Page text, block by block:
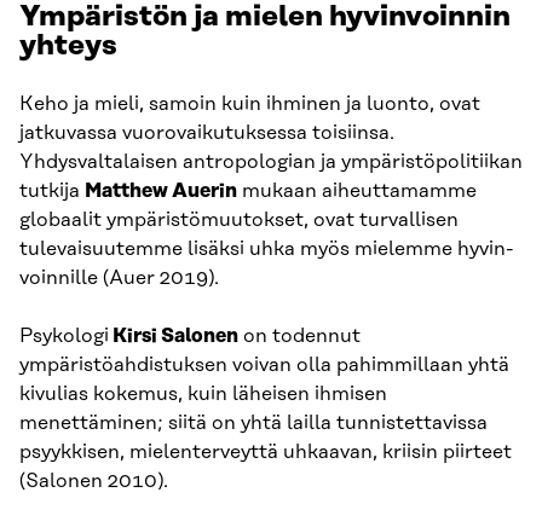
Ympäristön ja mielen hyvinvoinnin
yhteys
Keho ja mieli, samoin kuin ihminen ja luonto, ovat
jatkuvassa vuorovaikutuksessa toisiinsa.
Yhdysvaltalaisen antropologian ja ympäristöpolitiikan
tutkija Matthew Auerin mukaan aiheuttamamme
globaalit ympäristömuutokset, ovat turvallisen
tulevaisuutemme lisäksi uhka myös mielemme hyvin-
voinnille (Auer 2019).
Psykologi Kirsi Salonen on todennut
ympäristöahdistuksen voivan olla pahimmillaan yhtä
kivulias kokemus, kuin läheisen ihmisen
menettäminen; siitä on yhtä lailla tunnistettavissa
psyykkisen, mielenterveyttä uhkaavan, kriisin piirteet
(Salonen 2010).